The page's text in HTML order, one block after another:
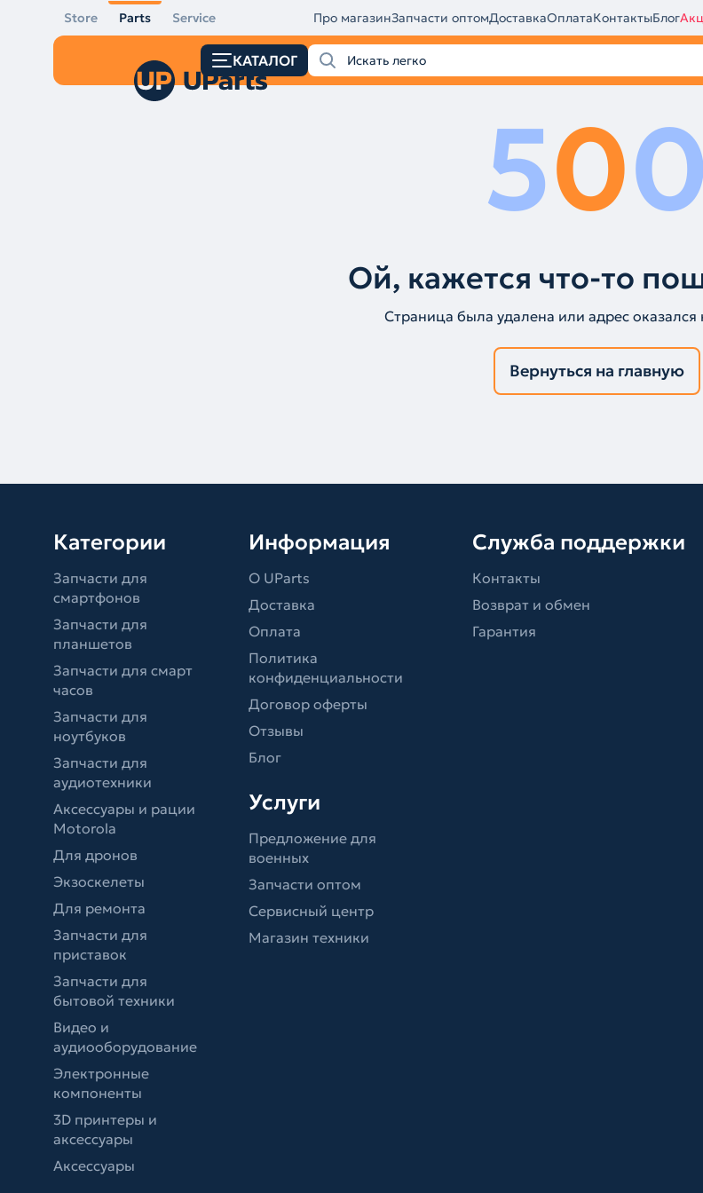
Store Parts Service Про магазинЗапчасти оптомДоставкаОплатаКонтактыБлог
КАТАЛОГ
500
Ой, кажется что-то
Страница была удалена или адрес
Вернуться на главную
Категории
Запчасти для
смартфонов
Запчасти для
планшетов
Запчасти для смарт
часов
Запчасти для
ноутбуков
Запчасти для
аудиотехники
Аксессуары и рации
Motorola
Для дронов
Экзоскелеты
Для ремонта
Запчасти для
приставок
Запчасти для
бытовой техники
Видео и
аудиооборудование
Электронные
компоненты
3D принтеры и
аксессуары
Аксессуары
Информация
О UParts
Доставка
Оплата
Политика
конфиденциальности
Договор оферты
Отзывы
Блог
Услуги
Предложение для
военных
Запчасти оптом
Сервисный центр
Магазин техники
Служба поддержки
Контакты
Возврат и обмен
Гарантия